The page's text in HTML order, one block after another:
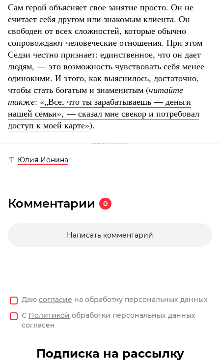
Сам герой объясняет свое занятие просто. Он не
считает себя другом или знакомым клиента. Он
свободен от всех сложностей, которые обычно
сопровождают человеческие отношения. При этом
Седзи честно признает: единственное, что он дает
людям, — это возможность чувствовать себя менее
одинокими. И этого, как выяснилось, достаточно,
чтобы стать богатым и знаменитым (читайте
также: «„Все, что ты зарабатываешь — деньги
нашей семьи», — сказал мне свекор и потребовал
доступ к моей карте»).
Юлия Ионина
Комментарии 0
Написать комментарий
Даю согласие на обработку персональных данных
С Политикой обработки персональных данных
согласен
Подписка на рассылку